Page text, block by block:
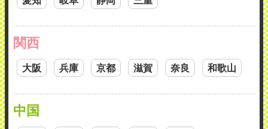
関西
大阪 兵庫 京都 滋賀 奈良 和歌山
中国